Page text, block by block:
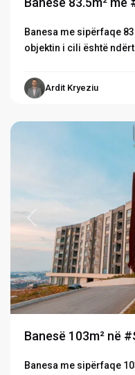
Banesa me sipërfaqe
objektin i cili është
Ardit Kryeziu
Kalabri,
Previous
Banesë 103m² në
Banesa me sipërfaqe